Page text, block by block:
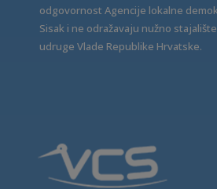
odgovornost Agencije lokalne
Sisak i ne odražavaju nužno
udruge Vlade Republike Hrvatske.